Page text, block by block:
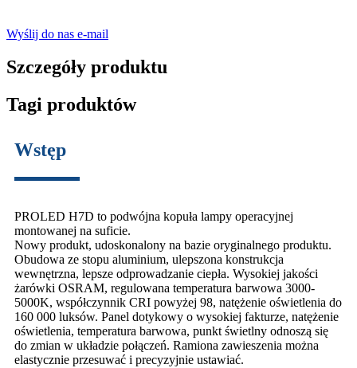
Wyślij do nas e-mail
Szczegóły produktu
Tagi produktów
Wstęp
PROLED H7D to podwójna kopuła lampy operacyjnej
montowanej na suficie.
Nowy produkt, udoskonalony na bazie oryginalnego produktu.
Obudowa ze stopu aluminium, ulepszona konstrukcja
wewnętrzna, lepsze odprowadzanie ciepła. Wysokiej jakości
żarówki OSRAM, regulowana temperatura barwowa 3000-
5000K, współczynnik CRI powyżej 98, natężenie oświetlenia do
160 000 luksów. Panel dotykowy o wysokiej fakturze, natężenie
oświetlenia, temperatura barwowa, punkt świetlny odnoszą się
do zmian w układzie połączeń. Ramiona zawieszenia można
elastycznie przesuwać i precyzyjnie ustawiać.